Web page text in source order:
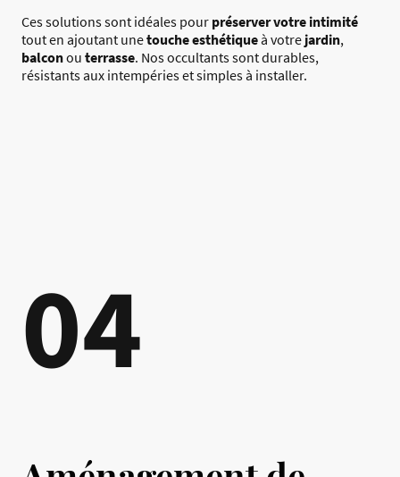
Ces solutions sont idéales pour préserver votre intimité
tout en ajoutant unetouche esthétiqueà votre jardin,
balconou terrasse. Nos occultants sont durables,
résistants aux intempéries et simples à installer.
04